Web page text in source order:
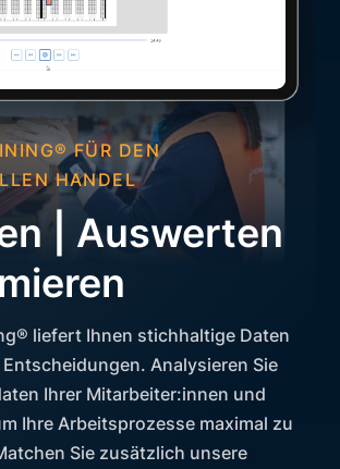
FÜR DEN
HANDEL
| Auswerten
liefert Ihnen stichhaltige Daten
Analysieren Sie
Ihrer Mitarbeiter:innen und
Ihre Arbeitsprozesse maximal zu
Sie zusätzlich unsere